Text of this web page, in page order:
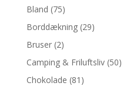
Bland (75)
Borddækning (29)
Bruser (2)
Camping & Friluftsliv (50)
Chokolade (81)